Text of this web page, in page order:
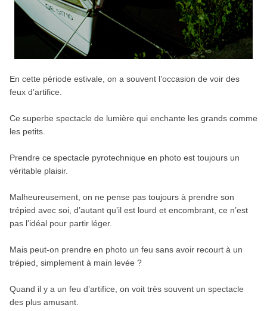
En cette période estivale, on a souvent l’occasion de voir des
feux d’artifice.
Ce superbe spectacle de lumière qui enchante les grands comme
les petits.
Prendre ce spectacle pyrotechnique en photo est toujours un
véritable plaisir.
Malheureusement, on ne pense pas toujours à prendre son
trépied avec soi, d’autant qu’il est lourd et encombrant, ce n’est
pas l’idéal pour partir léger.
Mais peut-on prendre en photo un feu sans avoir recourt à un
trépied, simplement à main levée ?
Quand il y a un feu d’artifice, on voit très souvent un spectacle
des plus amusant.